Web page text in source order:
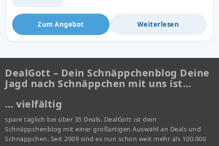
Zum Angebot Weiterlesen
DealGott – Dein Schnäppchenblog Deine
Jagd nach Schnäppchen mit uns ist…
… vielfältig
spare täglich bei über 35 Deals. DealGott ist dein
Schnäppchenblog mit einer großartigen Auswahl an Deals und
Schnäppchen. Seit 2009 sind es nun schon weit mehr als 100.000